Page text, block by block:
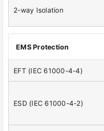
2-way Isolation
EMS Protection
EFT (IEC 61000-4-4)
ESD (IEC 61000-4-2)